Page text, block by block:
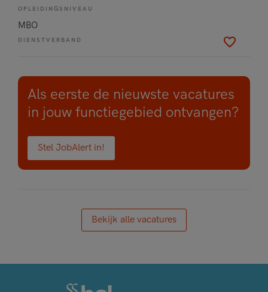
OPLEIDINGSNIVEAU
MBO
DIENSTVERBAND
Als eerste de nieuwste vacatures
in jouw functiegebied ontvangen?
Stel JobAlert in!
Bekijk alle vacatures